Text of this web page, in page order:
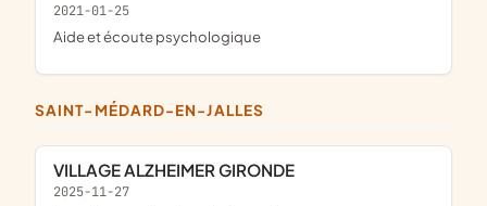
2021-01-25
aide et écoute psychologique
SAINT-MÉDARD-EN-JALLES
VILLAGE ALZHEIMER GIRONDE
2025-11-27